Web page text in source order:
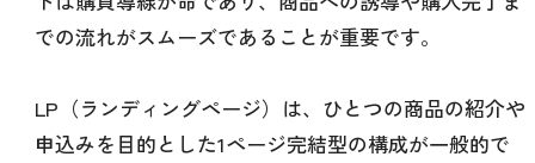
での流れがスムーズであることが重要です。
LP（ランディングページ）は、ひとつの商品の紹介や
申込みを目的とした1ページ完結型の構成が一般的で